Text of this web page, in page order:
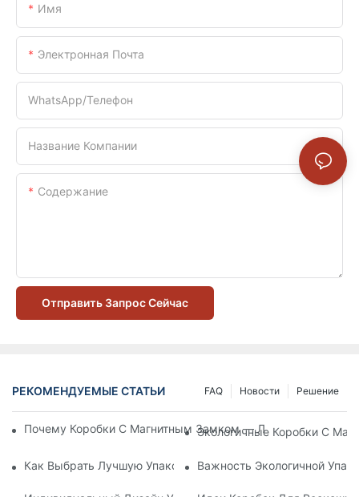
Имя
Электронная Почта
WhatsApp/телефон
Название Компании
Содержание
Отправить Запрос Сейчас
РЕКОМЕНДУЕМЫЕ СТАТЬИ Решение
Новости
FAQ
Почему Коробки С Магнитным Замком — Лучший Выбор
Экологичные Коробки С
Как Выбрать Лучшую Упаковку Для Средств По Уходу За
Важность Экологичной